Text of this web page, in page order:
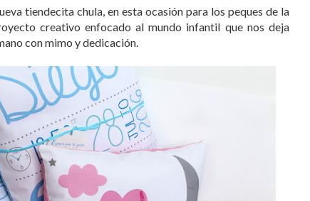
tiendecita chula, en esta ocasión para los peques de la
creativo enfocado al mundo infantil que nos deja
con mimo y dedicación.